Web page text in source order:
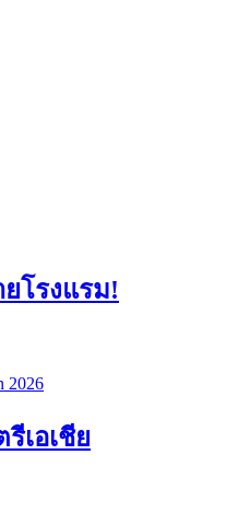
โรงแรม!
เอเชีย